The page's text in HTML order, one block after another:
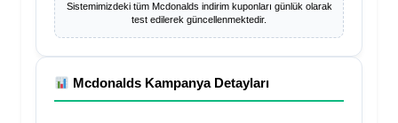
Sistemimizdeki tüm Mcdonalds indirim kuponları günlük olarak
test edilerek güncellenmektedir.
Mcdonalds Kampanya Detayları